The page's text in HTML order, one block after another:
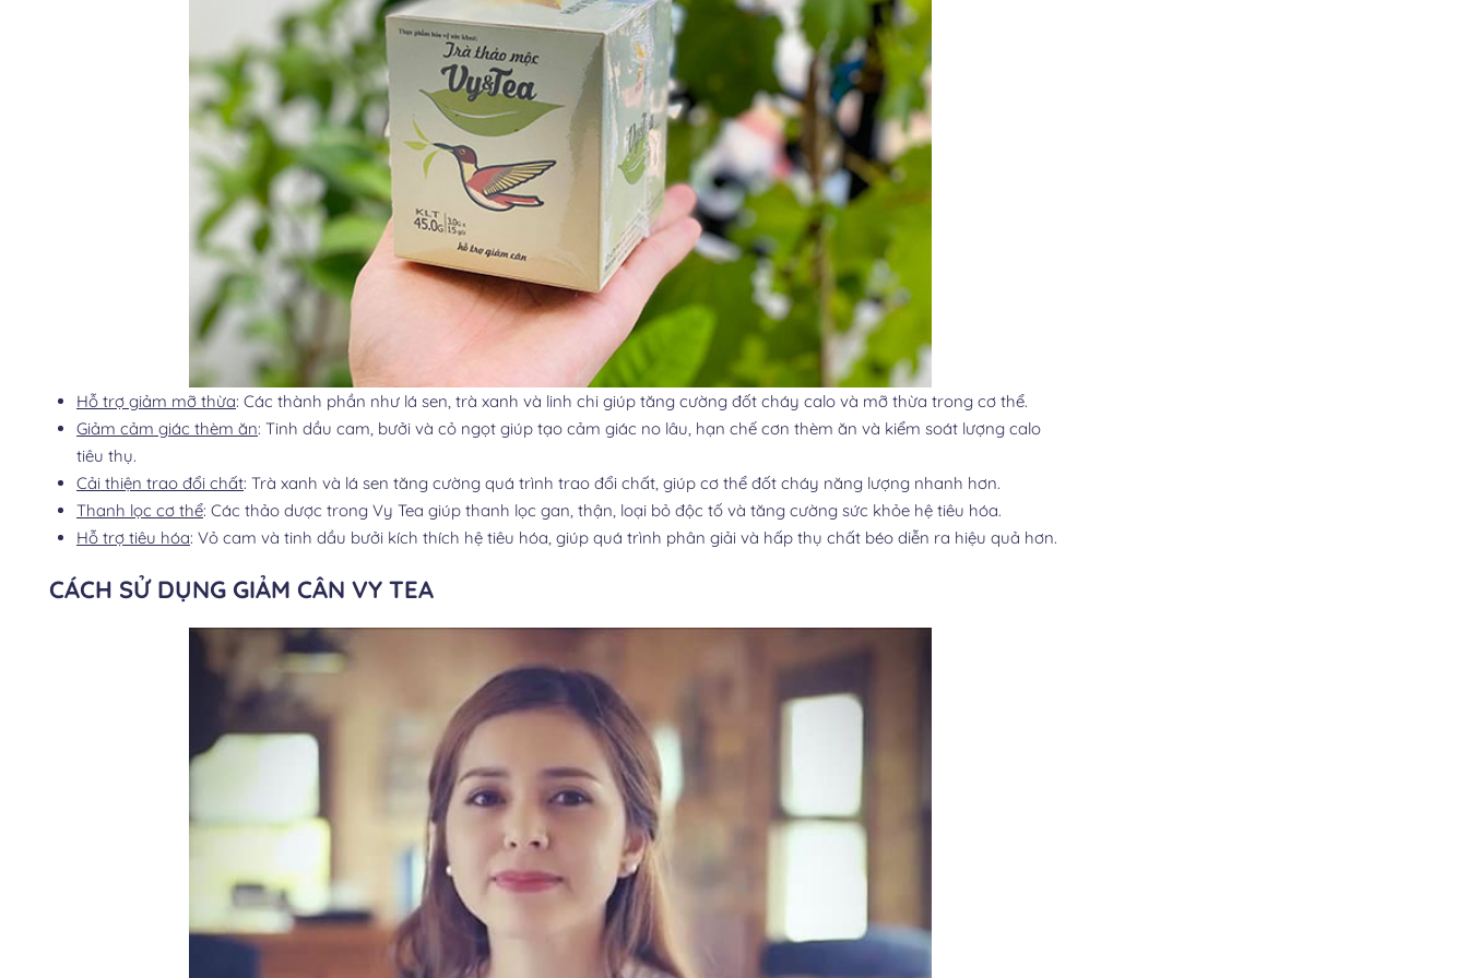
Hỗ trợ giảm mỡ thừa: Các thành phần như lá sen, trà xanh và linh chi giúp tăng cường đốt cháy calo và mỡ thừa trong cơ thể.
Giảm cảm giác thèm ăn: Tinh dầu cam, bưởi và cỏ ngọt giúp tạo cảm giác no lâu, hạn chế cơn thèm ăn và kiểm soát lượng calo
tiêu thụ.
Cải thiện trao đổi chất: Trà xanh và lá sen tăng cường quá trình trao đổi chất, giúp cơ thể đốt cháy năng lượng nhanh hơn.
Thanh lọc cơ thể: Các thảo dược trong Vy Tea giúp thanh lọc gan, thận, loại bỏ độc tố và tăng cường sức khỏe hệ tiêu hóa.
Hỗ trợ tiêu hóa: Vỏ cam và tinh dầu bưởi kích thích hệ tiêu hóa, giúp quá trình phân giải và hấp thụ chất béo diễn ra hiệu quả hơn.
CÁCH SỬ DỤNG GIẢM CÂN VY TEA